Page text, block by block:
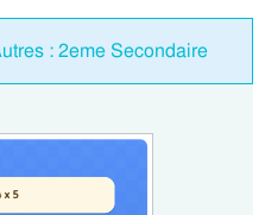
: 2eme Secondaire